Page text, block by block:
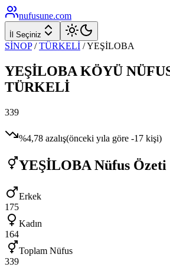
nufusune.com
İl Seçiniz
SİNOP / TÜRKELİ /YEŞİLOBA
YEŞİLOBA KÖYÜ
TÜRKELİ
339
%4,78 azalış(önceki yıla göre -17 kişi)
YEŞİLOBA Nüfus Özeti
Erkek
175
Kadın
164
Toplam Nüfus
339